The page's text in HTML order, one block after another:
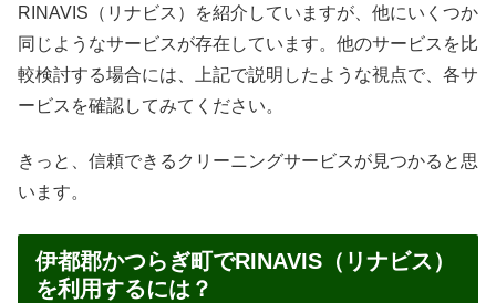
RINAVIS（リナビス）を紹介していますが、他にいくつか
同じようなサービスが存在しています。他のサービスを比
較検討する場合には、上記で説明したような視点で、各サ
ービスを確認してみてください。
きっと、信頼できるクリーニングサービスが見つかると思
います。
伊都郡かつらぎ町でRINAVIS（リナビス）
を利用するには？